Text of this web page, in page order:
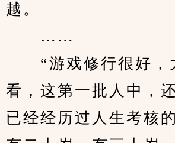
越。
……
“游戏修行很好，
看，这第一批人中，
已经经历过人生考核